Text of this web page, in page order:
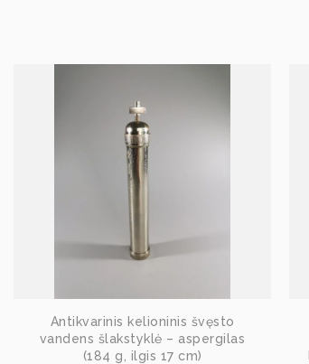
Antikvarinis kelioninis švęsto
vandens šlakstyklė – aspergilas
(184 g, ilgis 17 cm)